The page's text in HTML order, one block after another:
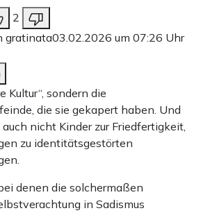
2
gratinata03.02.2026 um 07:26 Uhr
Kultur“, sondern die
die sie gekapert haben. Und
nicht Kinder zur Friedfertigkeit,
zu identitätsgestörten
denen die solchermaßen
in Sadismus